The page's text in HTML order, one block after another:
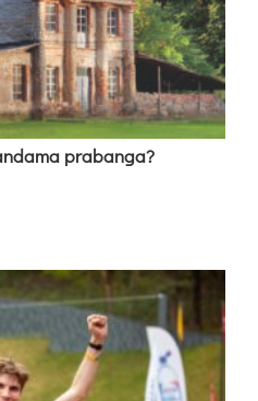
pra­ban­ga?